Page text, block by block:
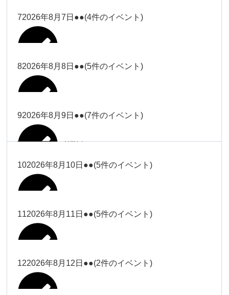
2026年7月27日
院長
院長
小林
Close
2026年7月28日
Close Close
武井
2026年7月28日
関谷
2026年7月30日
関谷（17-
Close
関谷（17-19時）
2026年7月30日
院長
院長
Close
武井
2026年7月31日
関谷（17-
Close
関谷（17-19時）
2026年7月31日
Close
小林
2026年8月1日
武井
武井
2026年8月2日
松本
松本
武井(9時ー
18時)
武井(9時ー18時)
小林
Close Close
小林
2026年8月3日
松本（9時
Close
松本（9時ー18時）
2026年8月3日
武井
2026年8月4日
大西（9時
ー18時）
Close Close
大西（9時ー18時）
2026年8月4日
小林
小林
冨田
塩川
Close Close
塩川
2026年8月5日
冨田
冨田
Close Close
塩川
2026年8月6日
関谷（17-
72026年8月7日 ●●(4件のイベント)
大西
大西
松本（9時
ー18時）
Close Close
松本（9時ー18時）
2026年8月7日
82026年8月8日 ●●(5件のイベント)
大西（9時
Close Close
大西（9時ー18時）
2026年8月8日
小林
Close Close
92026年8月9日 ●●(7件のイベント)
塩川
塩川
102026年8月10日 ●●(5件のイベント)
小林
小林
112026年8月11日 ●●(5件のイベント)
塩川（9時
122026年8月12日 ●●(2件のイベント)